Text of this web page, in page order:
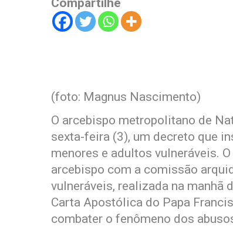
Compartilhe
(foto: Magnus Nascimento)
O arcebispo metropolitano de
sexta-feira (3), um decreto que
menores e adultos vulneráveis.
arcebispo com a comissão
vulneráveis, realizada na manhã
Carta Apostólica do Papa
combater o fenômeno dos